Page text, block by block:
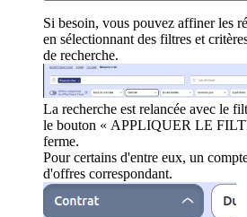
Si besoin, vous pouvez affiner les
en sélectionnant des filtres et
de recherche.
La recherche est relancée avec le
le bouton « APPLIQUER LE
ferme.
Pour certains d'entre eux, un
d'offres correspondant.